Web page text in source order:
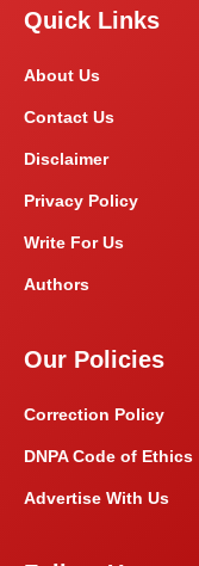
Quick Links
About Us
Contact Us
Disclaimer
Privacy Policy
Write For Us
Authors
Our Policies
Correction Policy
DNPA Code of Ethics
Advertise With Us